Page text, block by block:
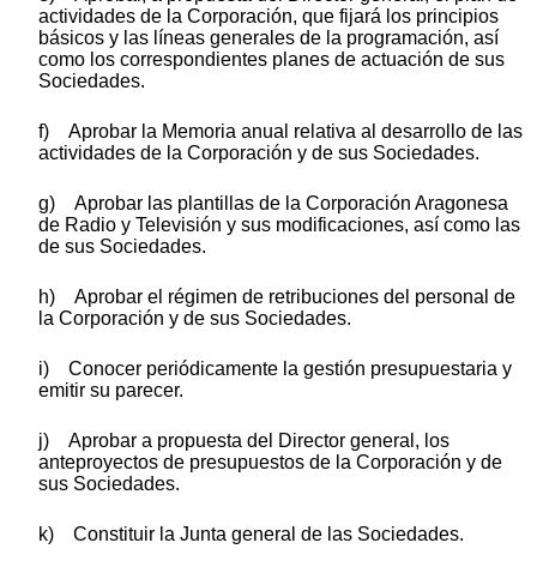
actividades de la Corporación, que fijará los principios
básicos y las líneas generales de la programación, así
como los correspondientes planes de actuación de sus
Sociedades.
f) Aprobar la Memoria anual relativa al desarrollo de las
actividades de la Corporación y de sus Sociedades.
g) Aprobar las plantillas de la Corporación Aragonesa
de Radio y Televisión y sus modificaciones, así como las
de sus Sociedades.
h) Aprobar el régimen de retribuciones del personal de
la Corporación y de sus Sociedades.
i) Conocer periódicamente la gestión presupuestaria y
emitir su parecer.
j) Aprobar a propuesta del Director general, los
anteproyectos de presupuestos de la Corporación y de
sus Sociedades.
k) Constituir la Junta general de las Sociedades.